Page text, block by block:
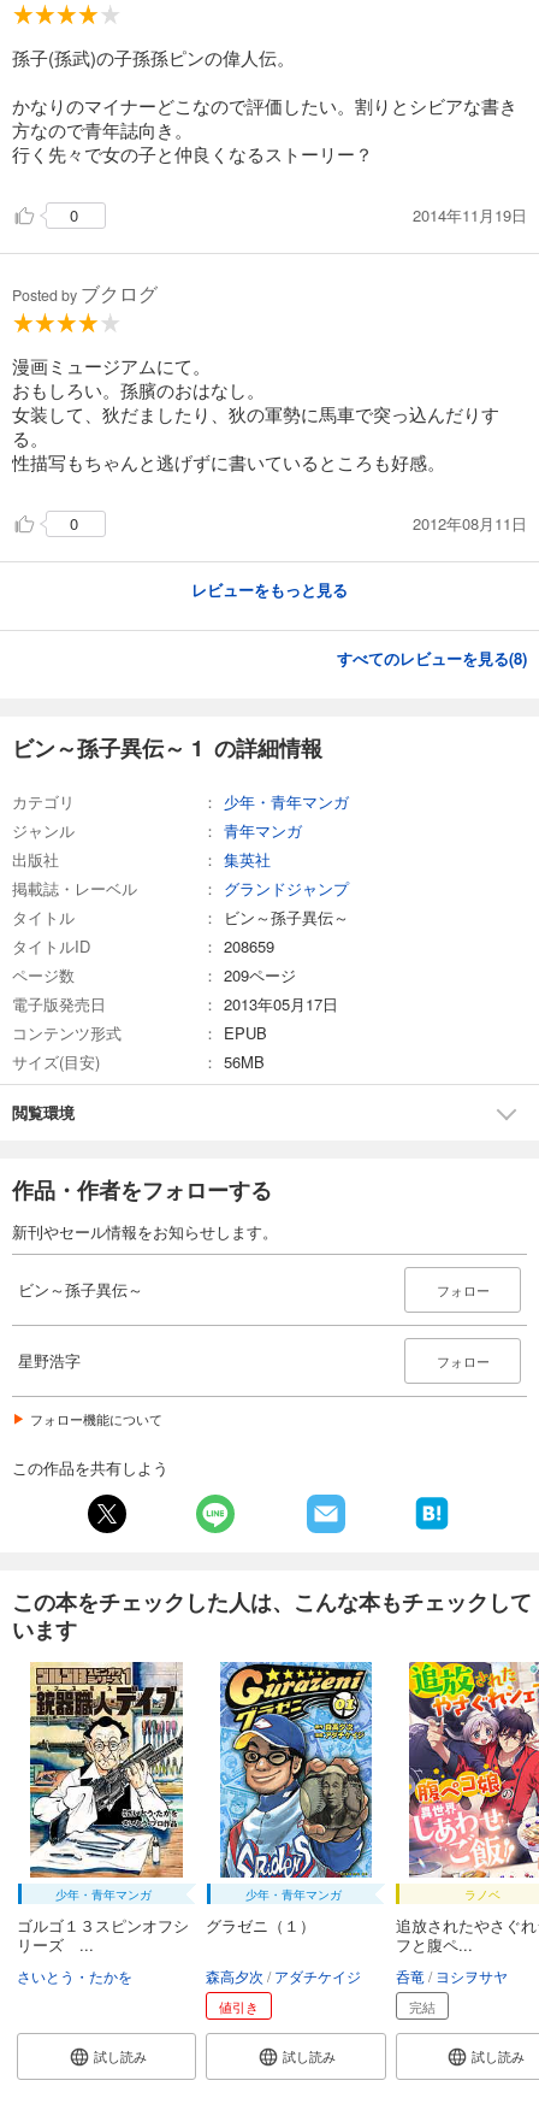
試し読み
あらすじを表示する
カート
あらすじを表示する
孫子(孫武)の子孫孫ピンの偉人伝。
かなりのマイナーどこなので評価したい。割りとシビアな書き
方なので青年誌向き。
行く先々で女の子と仲良くなるストーリー？
0 2014年11月19日
Posted by ブクログ
漫画ミュージアムにて。
おもしろい。孫臏のおはなし。
女装して、狄だましたり、狄の軍勢に馬車で突っ込んだりす
る。
性描写もちゃんと逃げずに書いているところも好感。
0 2012年08月11日
レビューをもっと見る
すべてのレビューを見る(8)
ビン～孫子異伝～ 1 の詳細情報
カテゴリ
少年・青年マンガ
ジャンル
青年マンガ
出版社
集英社
掲載誌・レーベル
グランドジャンプ
タイトル
ビン～孫子異伝～
タイトルID
208659
ページ数
209ページ
電子版発売日
2013年05月17日
コンテンツ形式
EPUB
サイズ(目安)
56MB
閲覧環境
作品・作者をフォローする
新刊やセール情報をお知らせします。
ビン～孫子異伝～ フォロー
星野浩字 フォロー
フォロー機能について
この作品を共有しよう
この本をチェックした人は、こんな本もチェックして
います
少年・青年マンガ
ゴルゴ１３スピンオフシ
リーズ ...
さいとう・たかを
試し読み
少年・青年マンガ
グラゼニ（１）
森高夕次 アダチケイジ
値引き
試し読み
ラノベ
追放されたやさぐ
フと腹ペ...
呑竜 ヨシヲサヤ
完結
試し読み